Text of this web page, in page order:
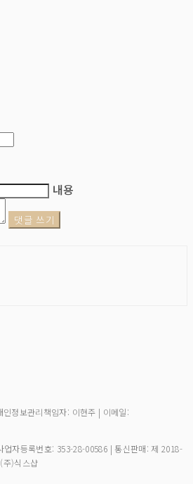
내용
댓글 쓰기
정보관리책임자: 이현주 | 이메일:
업자등록번호: 353-28-00586 | 통신판매:제 2018-
주)식스샵